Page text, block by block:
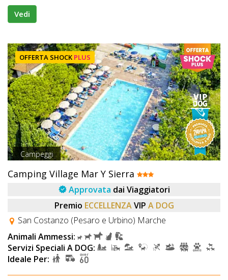
Vedi
OFFERTA SHOCK PLUS
Campeggi
Camping Village Mar Y Sierra
Approvata dai Viaggiatori
Premio ECCELLENZA VIP A DOG
San Costanzo (Pesaro e Urbino) Marche
Animali Ammessi:
Servizi Speciali A DOG:
Ideale Per: